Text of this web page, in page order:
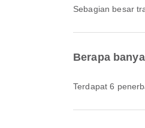
Sebagian besar
Berapa
Terdapat 6